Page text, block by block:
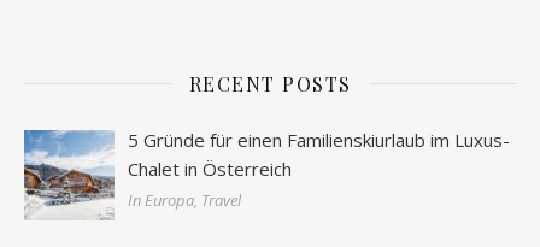
RECENT POSTS
5 Gründe für einen Familienskiurlaub im Luxus-
Chalet in Österreich
In Europa, Travel